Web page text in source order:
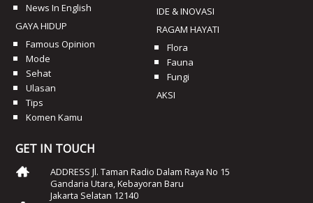
News In English
GAYA HIDUP
Famous Opinion
Mode
Sehat
Ulasan
Tips
Komen Kamu
IDE & INOVASI
RAGAM HAYATI
Flora
Fauna
Fungi
AKSI
GET IN TOUCH
ADDRESS Jl. Taman Radio Dalam Raya No 15
Gandaria Utara, Kebayoran Baru
Jakarta Selatan 12140